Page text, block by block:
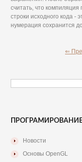
считать, что
строки исходного кода -
нумерация сохранится
⇐
Новости
Основы OpenGL